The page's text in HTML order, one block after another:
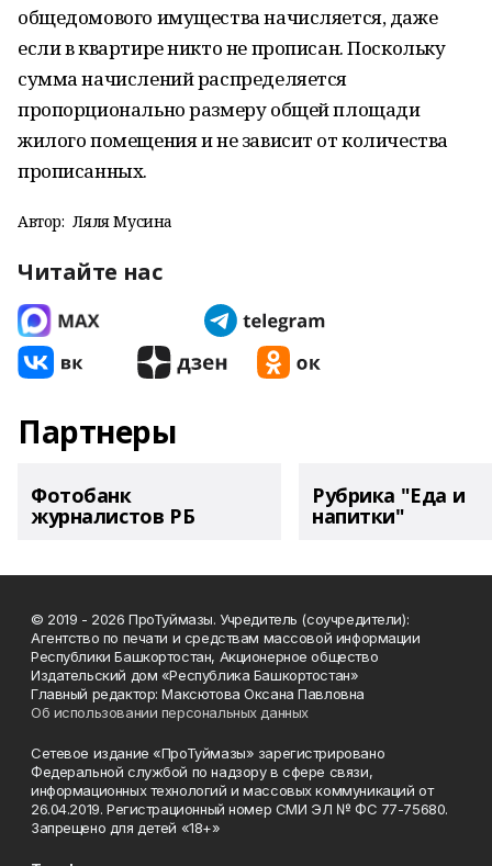
общедомового имущества начисляется, даже
если в квартире никто не прописан. Поскольку
сумма начислений распределяется
пропорционально размеру общей площади
жилого помещения и не зависит от количества
прописанных.
Автор: Ляля Мусина
Читайте нас
Партнеры
Фотобанк
журналистов РБ
Рубрика "Еда и
напитки"
© 2019 - 2026 ПроТуймазы. Учредитель (соучредители):
Агентство по печати и средствам массовой информации
Республики Башкортостан, Акционерное общество
Издательский дом «Республика Башкортостан»
Главный редактор: Максютова Оксана Павловна
Об использовании персональных данных
Сетевое издание «ПроТуймазы» зарегистрировано
Федеральной службой по надзору в сфере связи,
информационных технологий и массовых коммуникаций от
26.04.2019. Регистрационный номер СМИ ЭЛ № ФС 77-75680.
Запрещено для детей «18+»